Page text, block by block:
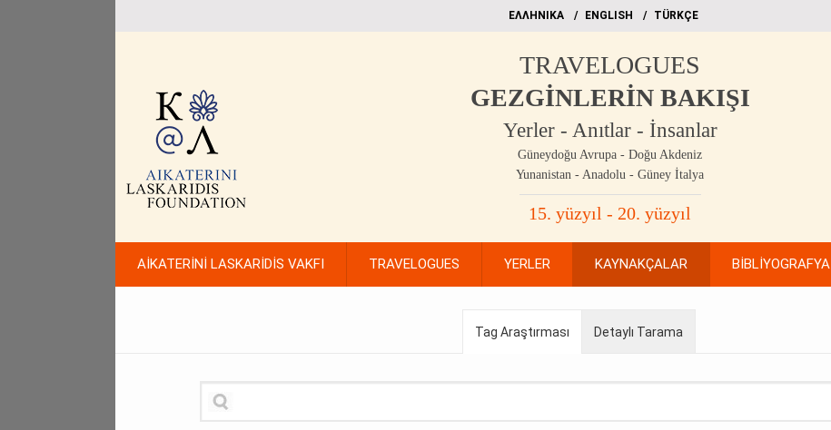
EΛΛΗΝΙΚΑ ΕΝGLISH TÜRKÇE
TRAVELOGUES
GEZGİNLERİN BAKIŞI
Yerler - Anıtlar - İnsanlar
Güneydoğu Avrupa - Doğu Akdeniz
Yunanistan - Anadolu - Güney İtalya
15. yüzyıl - 20. yüzyıl
AİKATERİNİ LASKARİDİS VAKFI TRAVELOGUES YERLER KAYNAKÇALAR BİBLİYOGRAFYA
Tag Araştırması Detaylı Tarama